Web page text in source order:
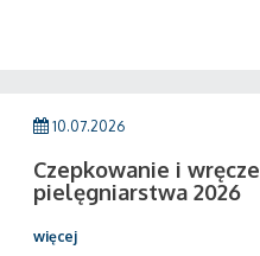
10.07.2026
Czepkowanie i
pielęgniarstwa 2026
więcej